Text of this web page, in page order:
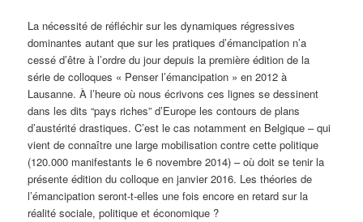
La nécessité de réfléchir sur les dynamiques régressives
dominantes autant que sur les pratiques d’émancipation n’a
cessé d’être à l’ordre du jour depuis la première édition de la
série de colloques « Penser l’émancipation » en 2012 à
Lausanne. À l’heure où nous écrivons ces lignes se dessinent
dans les dits “pays riches” d’Europe les contours de plans
d’austérité drastiques. C’est le cas notamment en Belgique – qui
vient de connaître une large mobilisation contre cette politique
(120.000 manifestants le 6 novembre 2014) – où doit se tenir la
présente édition du colloque en janvier 2016. Les théories de
l’émancipation seront-t-elles une fois encore en retard sur la
réalité sociale, politique et économique ?